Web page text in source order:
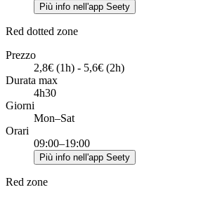
Più info nell'app Seety
Red dotted zone
Prezzo
2,8€ (1h) - 5,6€ (2h)
Durata max
4h30
Giorni
Mon–Sat
Orari
09:00–19:00
Più info nell'app Seety
Red zone